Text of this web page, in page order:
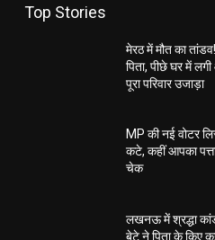
Top Stories
मेरठ में मौत का
पिता, पीछे घर में
पूरा परिवार उजाड़ा
MP की नई वोटर
कटे, कहीं आपका
चेक
लखनऊ में श्रद्धा
बेटे ने पिता के किए